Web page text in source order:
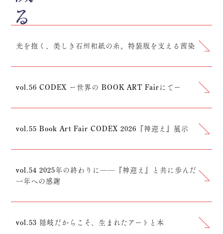
光を抱く、美しき石州和紙の糸。特装版を支える茜染
vol.56 CODEX ー世界の BOOK ART Fairにてー
vol.55 Book Art Fair CODEX 2026『神迎え』展示
vol.54 2025年の終わりに──『神迎え』と共に歩んだ
一年への感謝
vol.53 隠岐だからこそ、生まれたアートと本